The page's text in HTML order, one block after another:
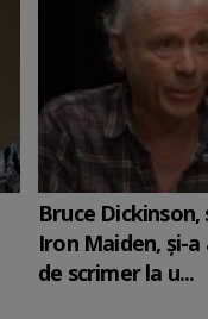
Bruce
Iron Maiden, şi-
de scrimer la u...